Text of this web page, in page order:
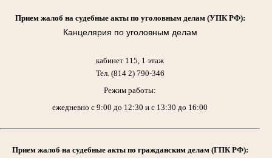
Прием жалоб на судебные акты по уголовным делам (УПК РФ):
Канцелярия по уголовным делам
кабинет 115, 1 этаж
Тел. (814 2) 790-346
Режим работы:
ежедневно с 9:00 до 12:30 и с 13:30 до 16:00
Прием жалоб на судебные акты по гражданским делам (ГПК РФ):